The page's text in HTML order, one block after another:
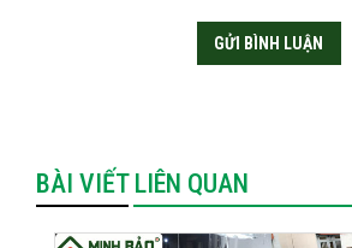
BÀI VIẾT LIÊN QUAN